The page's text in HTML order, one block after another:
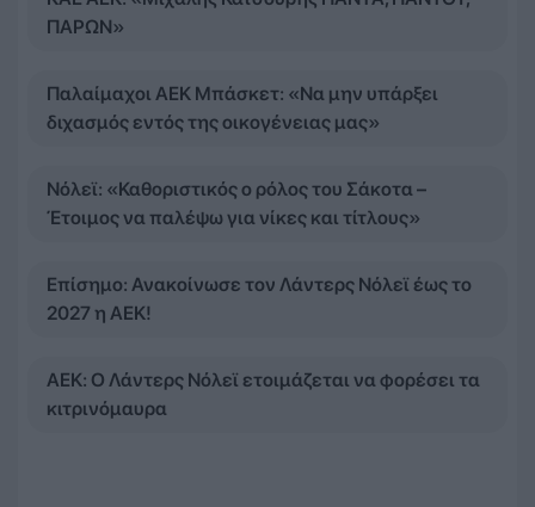
ΠΑΡΩΝ»
Παλαίμαχοι ΑΕΚ Μπάσκετ: «Να μην υπάρξει
διχασμός εντός της οικογένειας μας»
Νόλεϊ: «Καθοριστικός ο ρόλος του Σάκοτα –
Έτοιμος να παλέψω για νίκες και τίτλους»
Επίσημο: Ανακοίνωσε τον Λάντερς Νόλεϊ έως το
2027 η ΑΕΚ!
ΑΕΚ: Ο Λάντερς Νόλεϊ ετοιμάζεται να φορέσει τα
κιτρινόμαυρα